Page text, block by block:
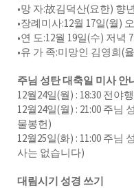
•망 자:故김덕산(요한) 향
•장례미사:12월 17일(월)
•연 도:12월 19일(수) 저녁
•유 가 족:미망인 김영희(
주님 성탄 대축일 미사 안
12월24일(월) : 18:30 전야
12월24일(월) : 21:00 주님
물봉헌)
12월25일(화) : 11:00 주님
사는 없습니다)
대림시기 성경 쓰기